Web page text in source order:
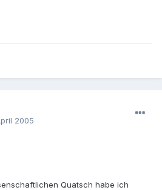
2005
Quatsch habe ich